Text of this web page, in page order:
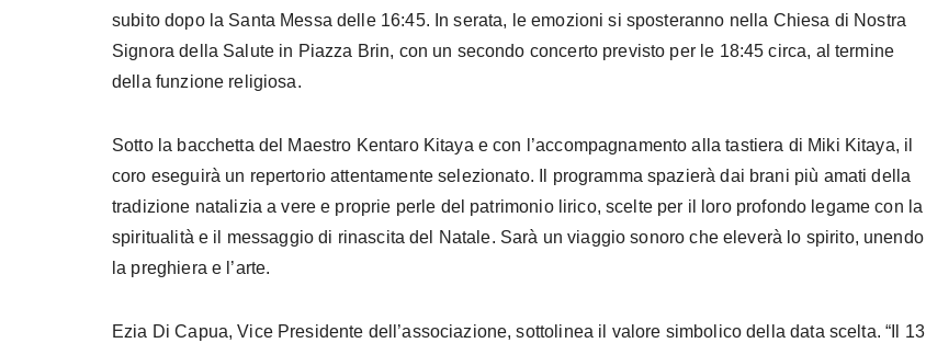
subito dopo la Santa Messa delle 16:45. In serata, le emozioni si sposteranno nella Chiesa di Nostra
Signora della Salute in Piazza Brin, con un secondo concerto previsto per le 18:45 circa, al termine
della funzione religiosa.
Sotto la bacchetta del Maestro Kentaro Kitaya e con l’accompagnamento alla tastiera di Miki Kitaya, il
coro eseguirà un repertorio attentamente selezionato. Il programma spazierà dai brani più amati della
tradizione natalizia a vere e proprie perle del patrimonio lirico, scelte per il loro profondo legame con la
spiritualità e il messaggio di rinascita del Natale. Sarà un viaggio sonoro che eleverà lo spirito, unendo
la preghiera e l’arte.
Ezia Di Capua, Vice Presidente dell’associazione, sottolinea il valore simbolico della data scelta. “Il 13